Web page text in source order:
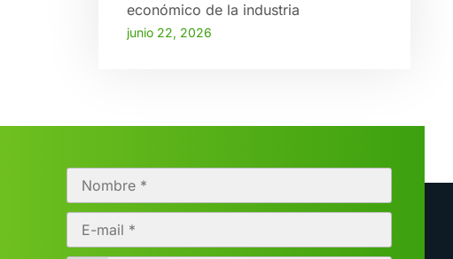
económico de la industria
junio 22, 2026